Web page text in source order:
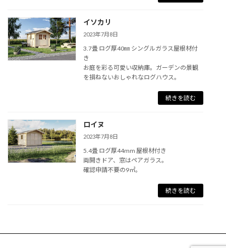
イソカリ
2023年7月8日
3.7畳 ログ厚40㎜ シングルガラス屋根材付
き
お庭を彩る可愛い収納庫。ガーデンの景観
を損ねないおしゃれなログハウス。
続きを読む
ロイヌ
2023年7月8日
5.4畳 ログ厚44mm 屋根材付き
両開きドア、窓はペアガラス。
確認申請不要の9㎡。
続きを読む